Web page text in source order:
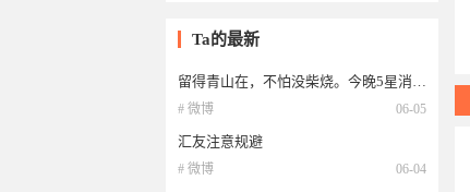
Ta的最新
留得青山在，不怕没柴烧。今晚5星消息大非农提前规避
# 微博 06-05
汇友注意规避
# 微博 06-04